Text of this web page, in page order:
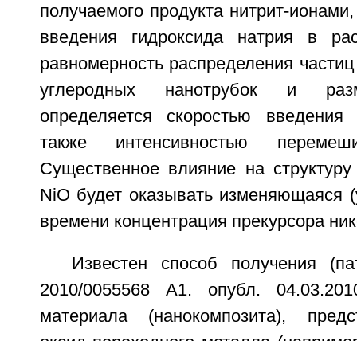
получаемого продукта нитрит-
введения гидроксида натрия в
равномерность распределения
углеродных нанотрубок и
определяется скоростью
также интенсивностью
Существенное влияние на
NiO будет оказывать
времени концентрация прекурсора
Известен способ
2010/0055568 А1. опубл.
материала (нанокомпозита),